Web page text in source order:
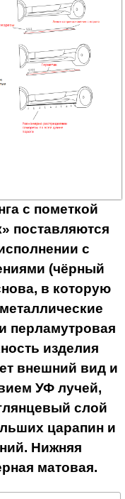
с пометкой
поставляются
с
(чёрный
в которую
перламутровая
изделия
внешний вид и
УФ лучей,
слой
царапин и
Нижняя
матовая.